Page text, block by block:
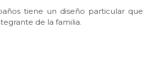
tiene un diseño particular que
de la familia.